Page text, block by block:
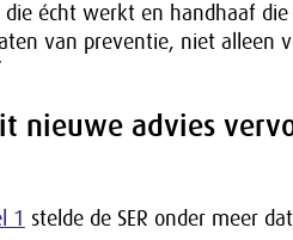
écht werkt en handhaaf
van preventie, niet alleen
nieuwe advies
1 stelde de SER onder meer